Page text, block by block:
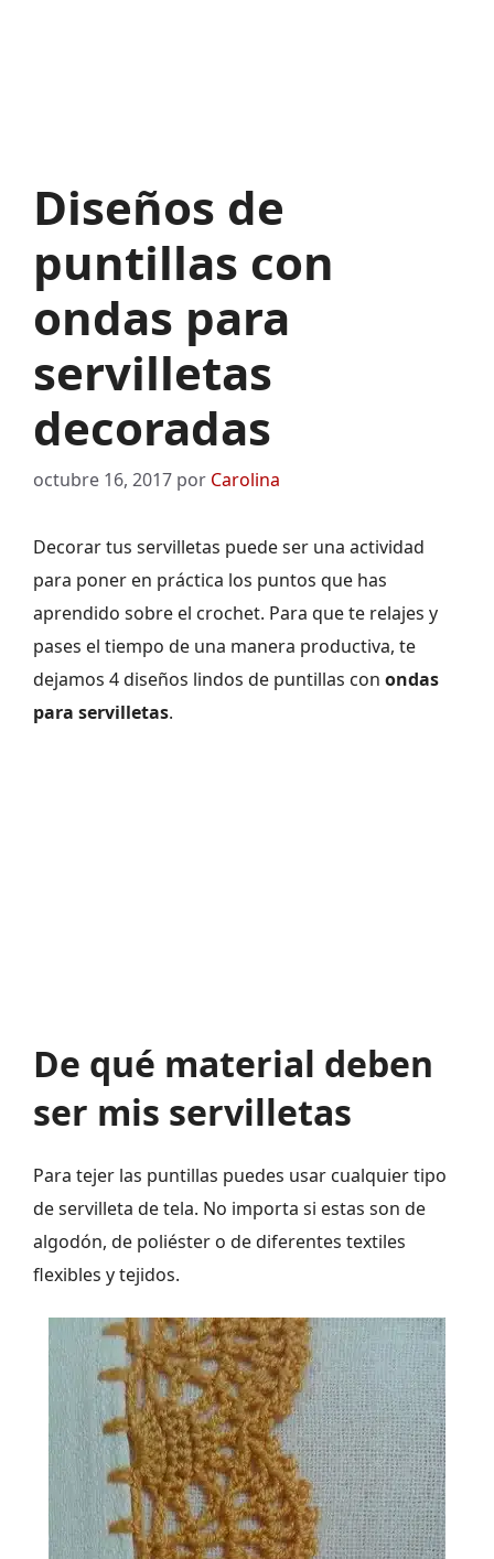
Diseños de
puntillas con
ondas para
servilletas
decoradas
octubre 16, 2017 por Carolina
Decorar tus servilletas puede ser una actividad
para poner en práctica los puntos que has
aprendido sobre el crochet. Para que te relajes y
pases el tiempo de una manera productiva, te
dejamos 4 diseños lindos de puntillas con ondas
para servilletas.
De qué material deben
ser mis servilletas
Para tejer las puntillas puedes usar cualquier tipo
de servilleta de tela. No importa si estas son de
algodón, de poliéster o de diferentes textiles
flexibles y tejidos.